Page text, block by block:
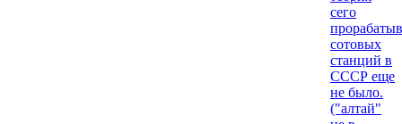
сего
сотовых
станций в
СССР еще
не было.
("алтай"